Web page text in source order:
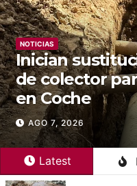
de
para aguas
Latest